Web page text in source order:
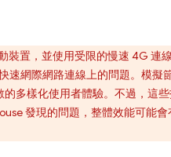
裝置，並使用受限的慢速 4G 連
速網際網路連線上的問題。模擬
多樣化使用者體驗。不過，這
發現的問題，整體效能可能會